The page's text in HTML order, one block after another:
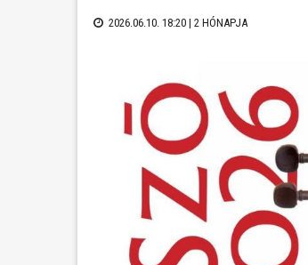
2026.06.10. 18:20 | 2 HÓNAPJA